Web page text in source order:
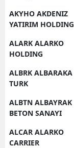
AKYHO AKDENIZ
YATIRIM HOLDING
ALARK ALARKO
HOLDING
ALBRK ALBARAKA
TURK
ALBTN ALBAYRAK
BETON SANAYI
ALCAR ALARKO
CARRIER